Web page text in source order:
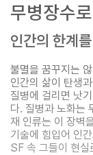
무병장수
인간의 한계
불멸을 꿈꾸지는
인간의 삶이 탄생
질병에 걸리면 낫
다. 질병과 노화는
재 인류는 이 장벽
기술에 힘입어 인
SF 속 그들이 현실